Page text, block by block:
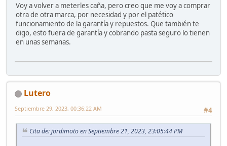
Voy a volver a meterles caña, pero creo que me voy a comprar
otra de otra marca, por necesidad y por el patético
funcionamiento de la garantía y repuestos. Que también te
digo, esto fuera de garantía y cobrando pasta seguro lo tienen
en unas semanas.
Lutero
#4
Septiembre 29, 2023, 00:36:22 AM
Cita de: jordimoto en Septiembre 21, 2023, 23:05:44 PM